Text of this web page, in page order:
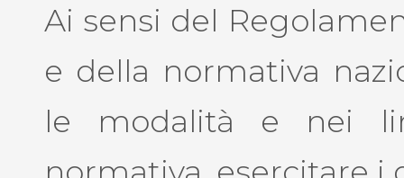
Ai sensi del
e della normativa
le modalità e nei